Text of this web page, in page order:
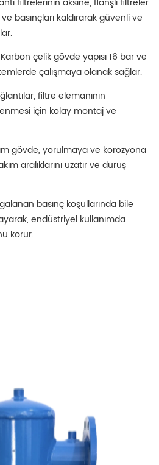
ve basınçları kaldırarak güvenli ve
Karbon çelik gövde yapısı 16 bar ve
çalışmaya olanak sağlar.
filtre elemanının
için kolay montaj ve
gövde, yorulmaya ve korozyona
aralıklarını uzatır ve duruş
basınç koşullarında bile
endüstriyel kullanımda
korur.